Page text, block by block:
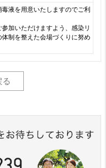
毒液を用意いたしますのでご利
加いただけますよう、感染リ
体制を整えた会場づくりに努め
る